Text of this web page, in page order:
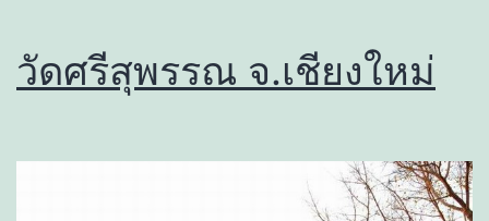
วัดศรีสุพรรณ จ.เชียงใหม่